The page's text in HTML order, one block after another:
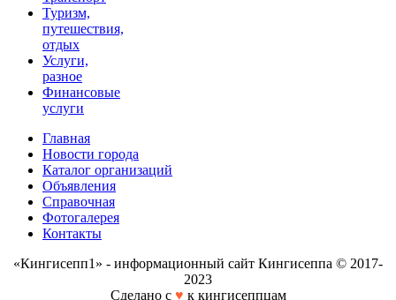
Туризм,
путешествия,
отдых
Услуги,
разное
Финансовые
услуги
Главная
Новости города
Каталог организаций
Объявления
Справочная
Фотогалерея
Контакты
«Кингисепп1» - информационный сайт Кингисеппа © 2017-
2023
Сделано с ♥ к кингисеппцам